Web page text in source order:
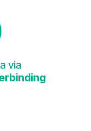
via